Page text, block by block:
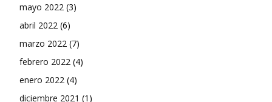
mayo 2022 (3)
abril 2022 (6)
marzo 2022 (7)
febrero 2022 (4)
enero 2022 (4)
diciembre 2021 (1)